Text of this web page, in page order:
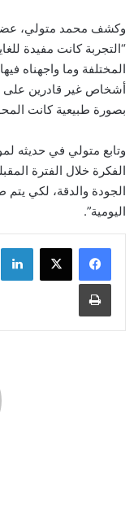
وكشف محمد متولي، عضو
“التجربة كانت مفيدة
المختلفة وما واجهناه
أشخاص غير قادرين على
بصورة طبيعية كانت
وتابع متولي في حديثه
الفكرة خلال الفترة
الجودة والدقة، لكي
اليومية”.
طباعة